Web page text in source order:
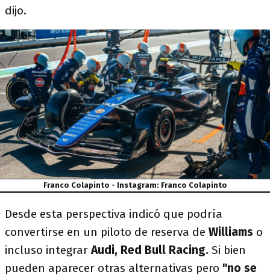
dijo.
Franco Colapinto - Instagram: Franco Colapinto
Desde esta perspectiva indicó que podría
convertirse en un piloto de reserva de Williams o
incluso integrarAudi, Red Bull Racing. Si bien
pueden aparecer otras alternativas pero "no se